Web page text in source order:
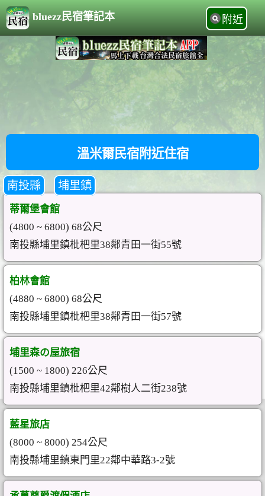
bluezz民宿筆記本 附近
溫米爾民宿附近住宿
南投縣 埔里鎮
蒂爾堡會館
(4800 ~ 6800) 68公尺
南投縣埔里鎮枇杷里38鄰青田一街55號
柏林會館
(4880 ~ 6800) 68公尺
南投縣埔里鎮枇杷里38鄰青田一街57號
埔里森の屋旅宿
(1500 ~ 1800) 226公尺
南投縣埔里鎮枇杷里42鄰樹人二街238號
藍星旅店
(8000 ~ 8000) 254公尺
南投縣埔里鎮東門里22鄰中華路3-2號